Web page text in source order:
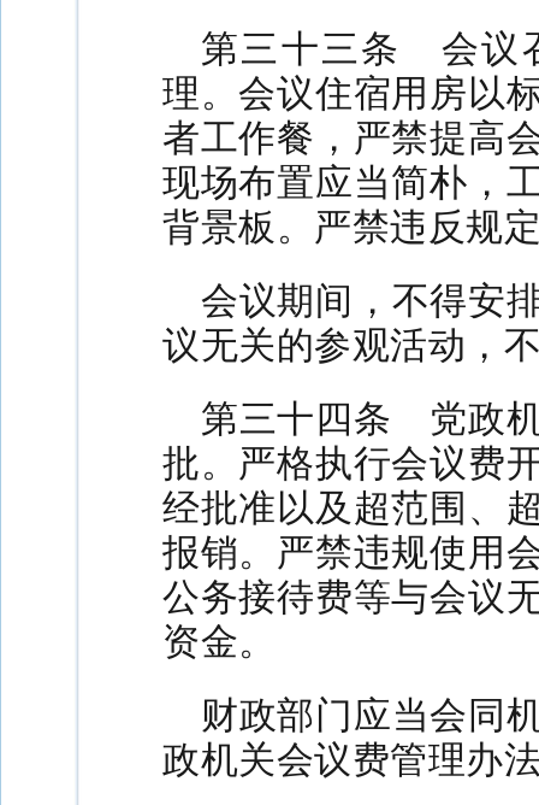
第三十三条 会议
理。会议住宿用房以
者工作餐，严禁提高
现场布置应当简朴，
背景板。严禁违反规
会议期间，不得安
议无关的参观活动，
第三十四条 党政
批。严格执行会议费
经批准以及超范围、
报销。严禁违规使用
公务接待费等与会议
资金。
财政部门应当会同
政机关会议费管理办